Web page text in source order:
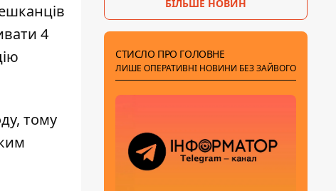
4
тому
БІЛЬШЕ НОВИН
СТИСЛО ПРО ГОЛОВНЕ
ЛИШЕ ОПЕРАТИВНІ НОВИНИ БЕЗ ЗАЙВОГО